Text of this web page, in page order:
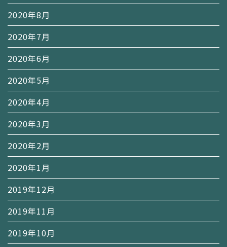
2020年8月
2020年7月
2020年6月
2020年5月
2020年4月
2020年3月
2020年2月
2020年1月
2019年12月
2019年11月
2019年10月